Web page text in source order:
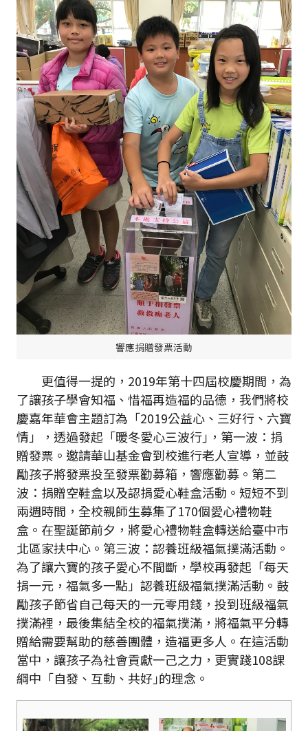
響應捐贈發票活動
更值得一提的，2019年第十四屆校慶期間，為
了讓孩子學會知福、惜福再造福的品德，我們將校
慶嘉年華會主題訂為「2019公益心、三好行、六寶
情」，透過發起「暖冬愛心三波行｣，第一波：捐
贈發票。邀請華山基金會到校進行老人宣導，並鼓
勵孩子將發票投至發票勸募箱，響應勸募。第二
波：捐贈空鞋盒以及認捐愛心鞋盒活動。短短不到
兩週時間，全校親師生募集了170個愛心禮物鞋
盒。在聖誕節前夕，將愛心禮物鞋盒轉送給臺中市
北區家扶中心。第三波：認養班級福氣撲滿活動。
為了讓六寶的孩子愛心不間斷，學校再發起「每天
捐一元，福氣多一點」認養班級福氣撲滿活動。鼓
勵孩子節省自己每天的一元零用錢，投到班級福氣
撲滿裡，最後集結全校的福氣撲滿，將福氣平分轉
贈給需要幫助的慈善團體，造福更多人。在這活動
當中，讓孩子為社會貢獻一己之力，更實踐108課
綱中「自發、互動、共好｣的理念。